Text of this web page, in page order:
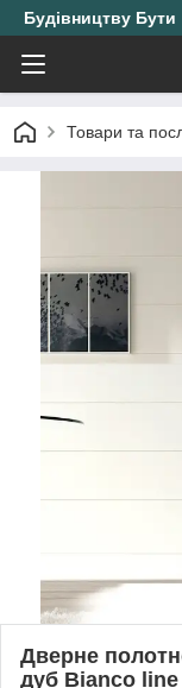
Будівництву Бути
Товари та
Дверне
дуб Bianco